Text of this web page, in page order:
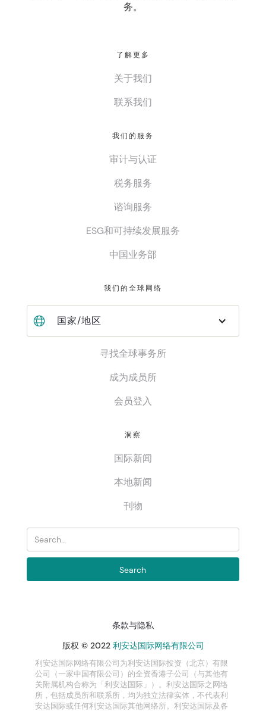
务。
了解更多
关于我们
联系我们
我们的服务
审计与认证
税务服务
谘询服务
ESG和可持续发展服务
中国业务部
我们的全球网络
国家/地区
寻找全球事务所
成为成员所
会员登入
洞察
国际新闻
本地新闻
刊物
条款与隐私
版权 © 2022 利安达国际网络有限公司
利安达国际网络有限公司为利安达国际投资（北京）有限
公司（一家中国有限公司）的全资香港子公司（与其他有
关附属机构合称为「利安达国际」）。利安达国际之网络
所，包括成员所和联系所，均为独立法律实体，不代表利
安达国际或任何利安达国际其他网络所。利安达国际及各